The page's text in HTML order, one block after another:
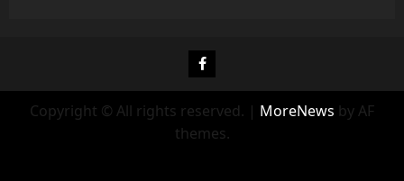
Фейсбук
Copyright © All rights reserved. | MoreNews by AF
themes.